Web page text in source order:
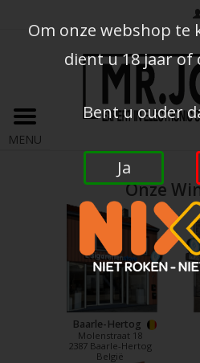
MENU
Onze
Baarle-Hertog
Molenstraat 18
2387 Baarle-Hertog
België
Om onze webshop te
dient u 18 jaar of
Bent u ouder
Ja